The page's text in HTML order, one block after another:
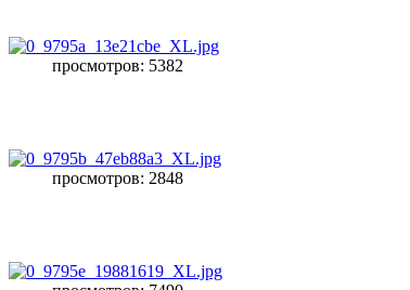
просмотров: 5382
просмотров: 2848